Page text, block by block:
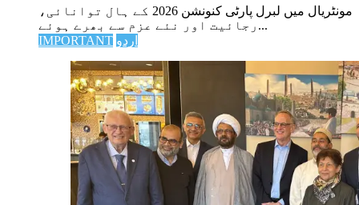
مونٹریال میں لبرل پارٹی کنونشن 2026 کے ہال توانائی،
رجائیت اور نئے عزم سے بھرے ہوئے...
IMPORTANT اردو